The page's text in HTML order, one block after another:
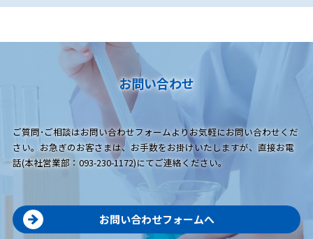
お問い合わせ
ご質問･ご相談はお問い合わせフォームよりお気軽にお問い合わせくだ
さい。お急ぎのお客さまは、お手数をお掛けいたしますが、直接お電
話(本社営業部：093-230-1172)にてご連絡ください。
お問い合わせフォームへ